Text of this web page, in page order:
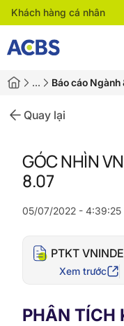
Khách hàng cá nhân
… Báo cáo Ngành
Quay lại
GÓC NHÌN
8.07
05/07/2022 - 4:39:25
PTKT
Xem trước
PHÂN TÍCH